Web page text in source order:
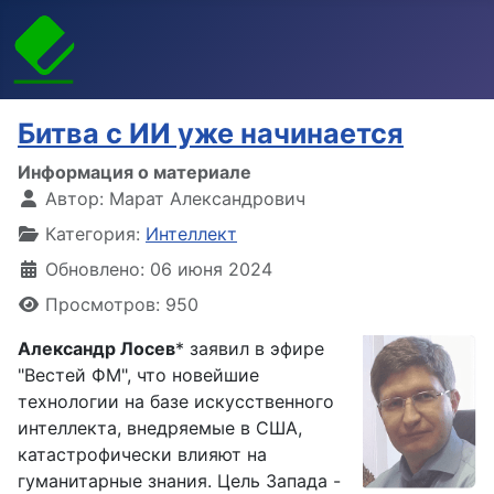
Битва с ИИ уже начинается
Информация о материале
Автор: Марат Александрович
Категория: Интеллект
Обновлено: 06 июня 2024
Просмотров: 950
Александр Лосев* заявил в эфире
"Вестей ФМ", что новейшие
технологии на базе искусственного
интеллекта, внедряемые в США,
катастрофически влияют на
гуманитарные знания. Цель Запада -